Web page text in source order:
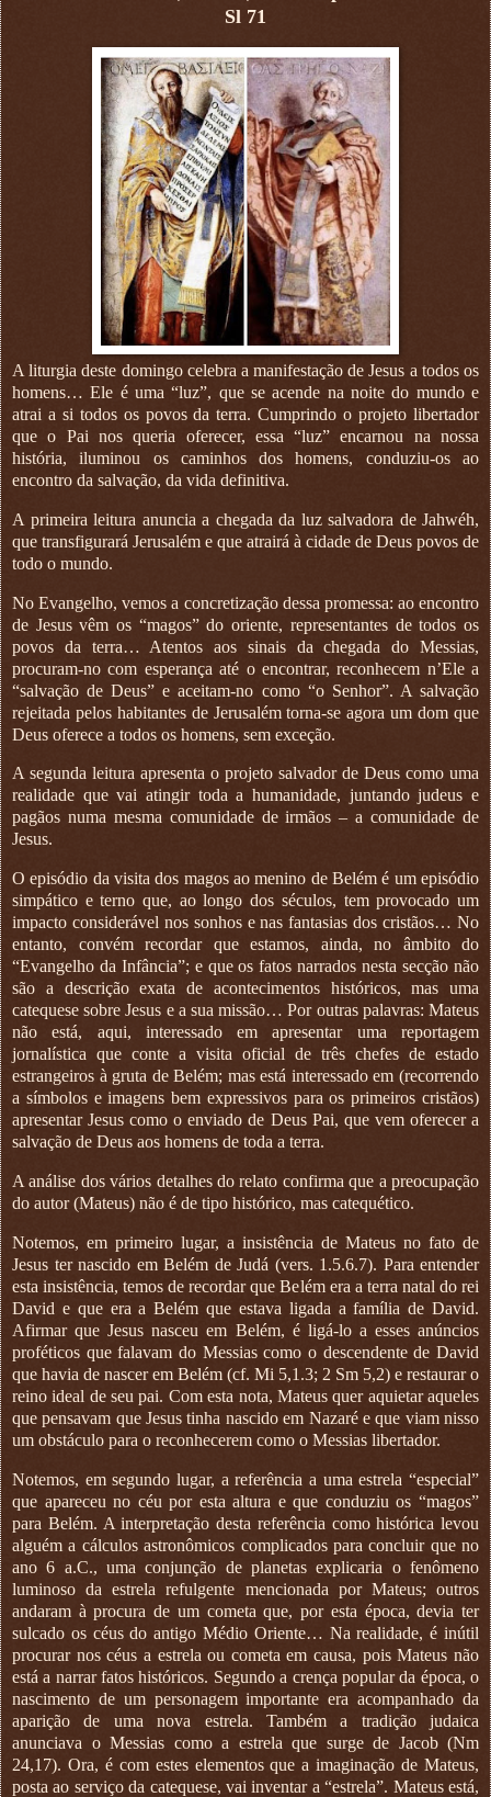
Sl 71
A liturgia deste domingo celebra a manifestação de Jesus a todos os
homens… Ele é uma “luz”, que se acende na noite do mundo e
atrai a si todos os povos da terra. Cumprindo o projeto libertador
que o Pai nos queria oferecer, essa “luz” encarnou na nossa
história, iluminou os caminhos dos homens, conduziu-os ao
encontro da salvação, da vida definitiva.
A primeira leitura anuncia a chegada da luz salvadora de Jahwéh,
que transfigurará Jerusalém e que atrairá à cidade de Deus povos de
todo o mundo.
No Evangelho, vemos a concretização dessa promessa: ao encontro
de Jesus vêm os “magos” do oriente, representantes de todos os
povos da terra… Atentos aos sinais da chegada do Messias,
procuram-no com esperança até o encontrar, reconhecem n’Ele a
“salvação de Deus” e aceitam-no como “o Senhor”. A salvação
rejeitada pelos habitantes de Jerusalém torna-se agora um dom que
Deus oferece a todos os homens, sem exceção.
A segunda leitura apresenta o projeto salvador de Deus como uma
realidade que vai atingir toda a humanidade, juntando judeus e
pagãos numa mesma comunidade de irmãos – a comunidade de
Jesus.
O episódio da visita dos magos ao menino de Belém é um episódio
simpático e terno que, ao longo dos séculos, tem provocado um
impacto considerável nos sonhos e nas fantasias dos cristãos… No
entanto, convém recordar que estamos, ainda, no âmbito do
“Evangelho da Infância”; e que os fatos narrados nesta secção não
são a descrição exata de acontecimentos históricos, mas uma
catequese sobre Jesus e a sua missão… Por outras palavras: Mateus
não está, aqui, interessado em apresentar uma reportagem
jornalística que conte a visita oficial de três chefes de estado
estrangeiros à gruta de Belém; mas está interessado em (recorrendo
a símbolos e imagens bem expressivos para os primeiros cristãos)
apresentar Jesus como o enviado de Deus Pai, que vem oferecer a
salvação de Deus aos homens de toda a terra.
A análise dos vários detalhes do relato confirma que a preocupação
do autor (Mateus) não é de tipo histórico, mas catequético.
Notemos, em primeiro lugar, a insistência de Mateus no fato de
Jesus ter nascido em Belém de Judá (vers. 1.5.6.7). Para entender
esta insistência, temos de recordar que Belém era a terra natal do rei
David e que era a Belém que estava ligada a família de David.
Afirmar que Jesus nasceu em Belém, é ligá-lo a esses anúncios
proféticos que falavam do Messias como o descendente de David
que havia de nascer em Belém (cf. Mi 5,1.3; 2 Sm 5,2) e restaurar o
reino ideal de seu pai. Com esta nota, Mateus quer aquietar aqueles
que pensavam que Jesus tinha nascido em Nazaré e que viam nisso
um obstáculo para o reconhecerem como o Messias libertador.
Notemos, em segundo lugar, a referência a uma estrela “especial”
que apareceu no céu por esta altura e que conduziu os “magos”
para Belém. A interpretação desta referência como histórica levou
alguém a cálculos astronômicos complicados para concluir que no
ano 6 a.C., uma conjunção de planetas explicaria o fenômeno
luminoso da estrela refulgente mencionada por Mateus; outros
andaram à procura de um cometa que, por esta época, devia ter
sulcado os céus do antigo Médio Oriente… Na realidade, é inútil
procurar nos céus a estrela ou cometa em causa, pois Mateus não
está a narrar fatos históricos. Segundo a crença popular da época, o
nascimento de um personagem importante era acompanhado da
aparição de uma nova estrela. Também a tradição judaica
anunciava o Messias como a estrela que surge de Jacob (Nm
24,17). Ora, é com estes elementos que a imaginação de Mateus,
posta ao serviço da catequese, vai inventar a “estrela”. Mateus está,